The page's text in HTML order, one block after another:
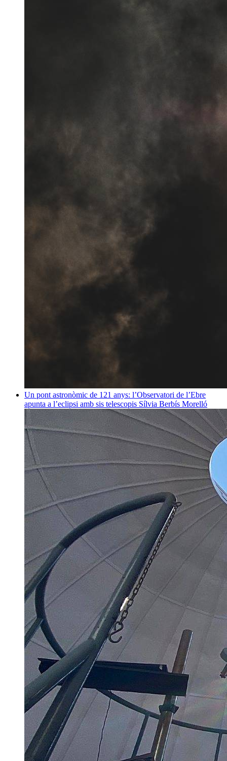
Un pont astronòmic de 121 anys: l’Observatori de l’Ebre
apunta a l’eclipsi amb sis telescopis Sílvia Berbís Morelló